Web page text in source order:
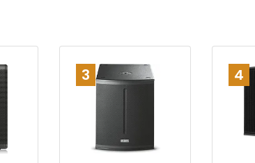
3 4